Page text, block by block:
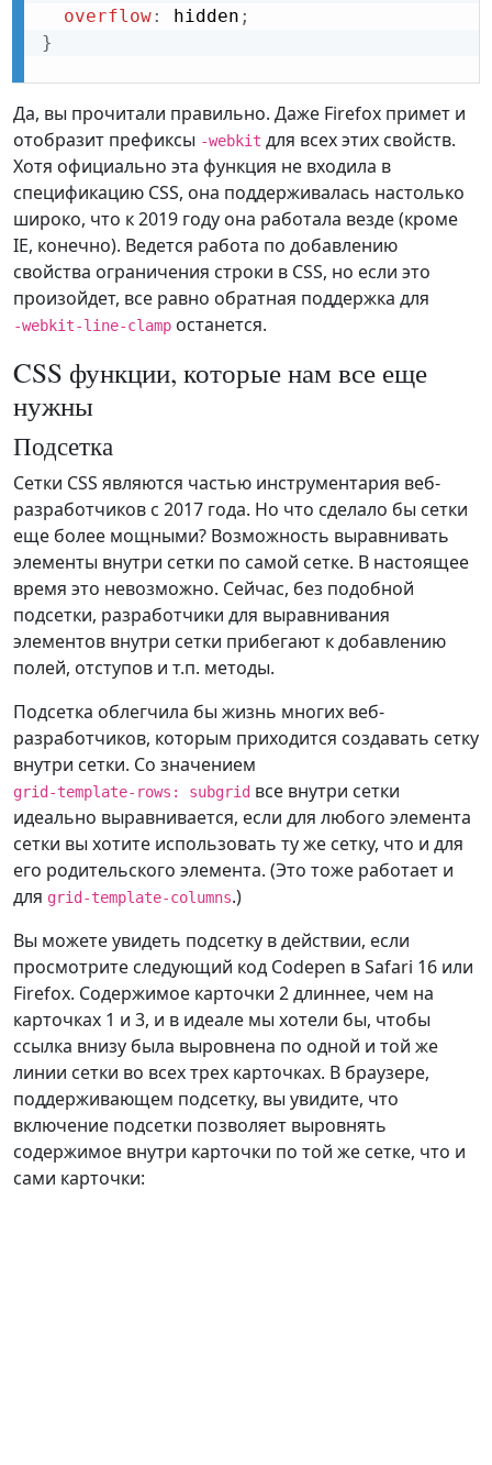
overflow: hidden ;
}
Да, вы прочитали правильно. Даже Firefox примет и
отобразит префиксы -webkit для всех этих свойств.
Хотя официально эта функция не входила в
спецификацию CSS, она поддерживалась настолько
широко, что к 2019 году она работала везде (кроме
IE, конечно). Ведется работа по добавлению
свойства ограничения строки в CSS, но если это
произойдет, все равно обратная поддержка для
-webkit-line-clamp останется.
CSS функции, которые нам все еще
нужны
Подсетка
Сетки CSS являются частью инструментария веб-
разработчиков с 2017 года. Но что сделало бы сетки
еще более мощными? Возможность выравнивать
элементы внутри сетки по самой сетке. В настоящее
время это невозможно. Сейчас, без подобной
подсетки, разработчики для выравнивания
элементов внутри сетки прибегают к добавлению
полей, отступов и т.п. методы.
Подсетка облегчила бы жизнь многих веб-
разработчиков, которым приходится создавать сетку
внутри сетки. Со значением
grid-template-rows: subgrid все внутри сетки
идеально выравнивается, если для любого элемента
сетки вы хотите использовать ту же сетку, что и для
его родительского элемента. (Это тоже работает и
для grid-template-columns.)
Вы можете увидеть подсетку в действии, если
просмотрите следующий код Codepen в Safari 16 или
Firefox. Содержимое карточки 2 длиннее, чем на
карточках 1 и 3, и в идеале мы хотели бы, чтобы
ссылка внизу была выровнена по одной и той же
линии сетки во всех трех карточках. В браузере,
поддерживающем подсетку, вы увидите, что
включение подсетки позволяет выровнять
содержимое внутри карточки по той же сетке, что и
сами карточки: